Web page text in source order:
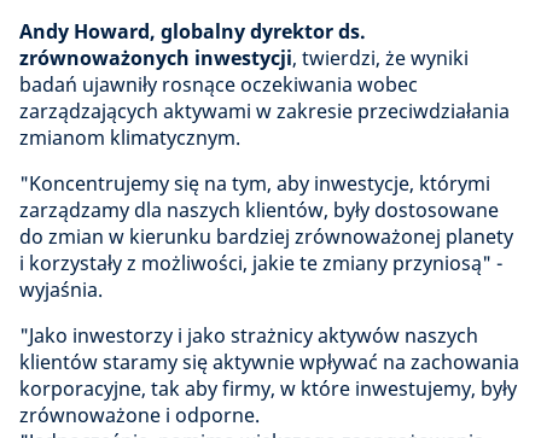
Andy Howard, globalny dyrektor ds.
zrównoważonych inwestycji, twierdzi, że wyniki
badań ujawniły rosnące oczekiwania wobec
zarządzających aktywami w zakresie przeciwdziałania
zmianom klimatycznym.
"Koncentrujemy się na tym, aby inwestycje, którymi
zarządzamy dla naszych klientów, były dostosowane
do zmian w kierunku bardziej zrównoważonej planety
i korzystały z możliwości, jakie te zmiany przyniosą" -
wyjaśnia.
"Jako inwestorzy i jako strażnicy aktywów naszych
klientów staramy się aktywnie wpływać na zachowania
korporacyjne, tak aby firmy, w które inwestujemy, były
zrównoważone i odporne.